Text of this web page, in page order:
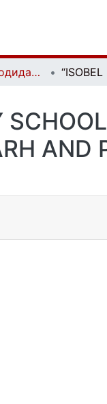
Мистецтво лінгводидактики. Випуск 4
AND